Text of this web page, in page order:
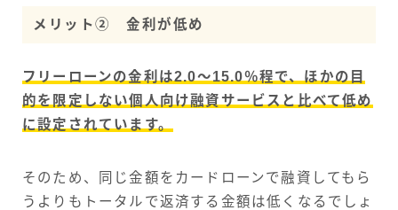
メリット② 金利が低め
フリーローンの金利は2.0～15.0％程で、ほかの目
的を限定しない個人向け融資サービスと比べて低め
に設定されています。
そのため、同じ金額をカードローンで融資してもら
うよりもトータルで返済する金額は低くなるでしょ